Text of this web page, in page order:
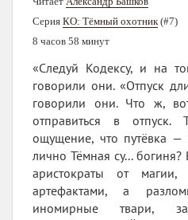
Серия КО: Тёмный охотник(#7)
8 часов 58 минут
«Следуй Кодексу, и на
говорили они. «Отпуск
говорили они. Что ж,
отправиться в
ощущение, что путёвка
лично Тёмная су...
аристократы от магии,
артефактами, а
иномирные твари,